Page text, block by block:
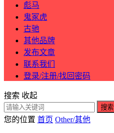
彪马
鬼冢虎
古驰
其他品牌
发布文章
联系我们
登录/注册/找回密码
搜索 收起
搜索
您的位置 首页 Other/其他